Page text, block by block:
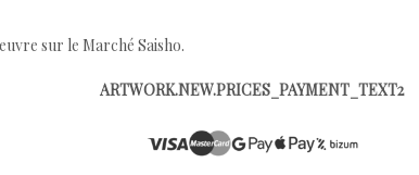
sur le Marché Saisho.
ARTWORK.NEW.PRICES_PAYMENT_TEXT2